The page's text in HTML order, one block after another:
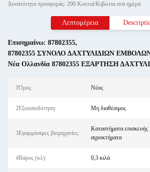
Δυνατότητα προσφοράς: 200 Κουτιά/Κιβώτια ανά ημέρα
Λεπτομέρεια
Επισημαίνω: 87802355,
87802355 ΣΥΝΟΛΟ ΔΑΧΤΥΛΙΔΙΩΝ
Νέα Ολλανδία 87802355 ΕΞΑΡΤΗΣΗ
1Όρος: Νέος
2Εξουσιοδότηση: Μη διαθέσιμος
3Εφαρμόσιμες βιομηχανίες:
Καταστήματα
αγροκτήματα
4Βάρος (κλ): 0,3 κιλά